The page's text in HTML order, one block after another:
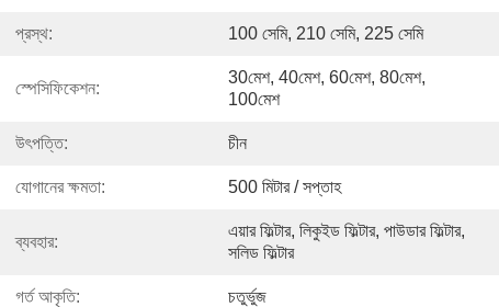
প্রস্থ: 100 সেমি, 210 সেমি, 225 সেমি
স্পেসিফিকেশন:
30মেশ, 40মেশ, 60মেশ, 80মেশ,
100মেশ
উৎপত্তি: চীন
যোগানের ক্ষমতা: 500 মিটার / সপ্তাহ
ব্যবহার:
এয়ার ফিল্টার, লিকুইড ফিল্টার, পাউডার ফিল্টার,
সলিড ফিল্টার
গর্ত আকৃতি: চতুর্ভুজ